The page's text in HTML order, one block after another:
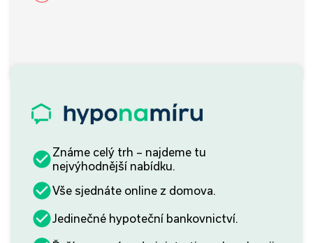
Známe celý trh – najdeme tu
nejvýhodnější nabídku.
Vše sjednáte online z domova.
Jedinečné hypoteční bankovnictví.